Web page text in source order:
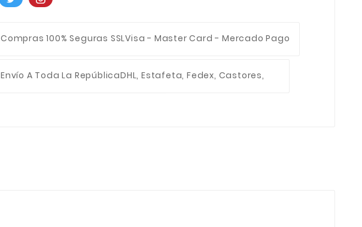
Compras 100% Seguras SSLVisa - Master Card - Mercado Pago
Envío A Toda La RepúblicaDHL, Estafeta, Fedex, Castores,